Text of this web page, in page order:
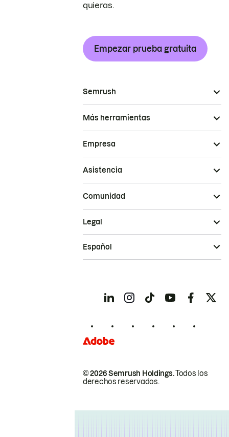
quieras.
Empezar prueba gratuita
Semrush
Más herramientas
Empresa
Asistencia
Comunidad
© 2026 Semrush Holdings.Todos los
derechos reservados.
Legal
Español